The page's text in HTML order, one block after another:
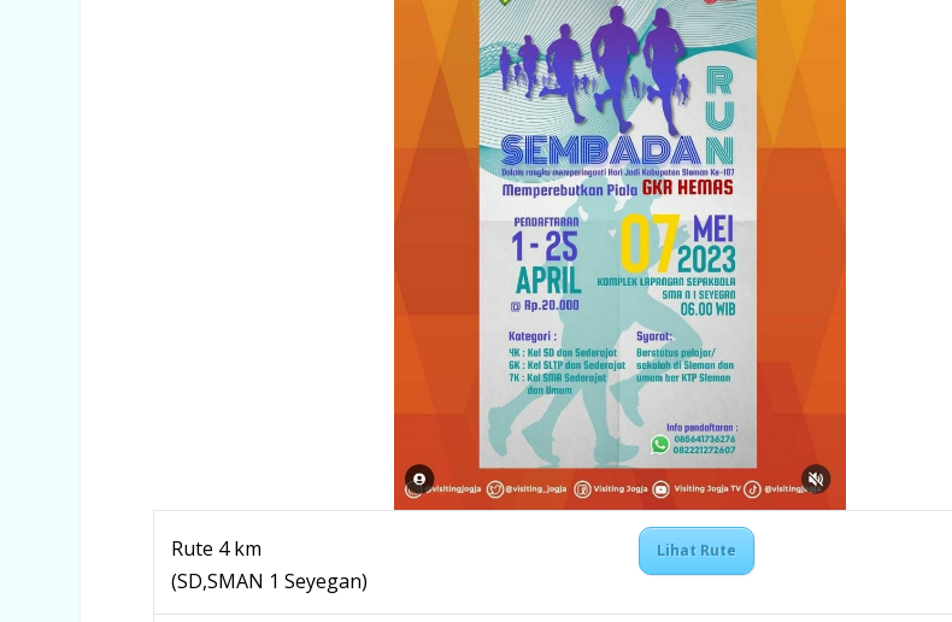
Rute 4 km
(SD,SMAN 1 Seyegan)
Lihat Rute